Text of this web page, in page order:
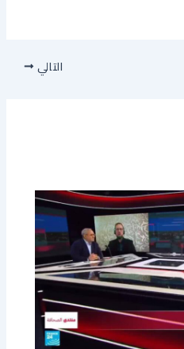
التالي